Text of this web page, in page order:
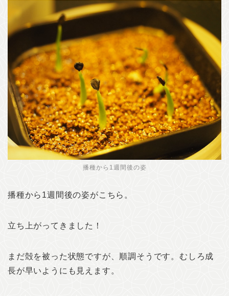
播種から1週間後の姿
播種から1週間後の姿がこちら。
立ち上がってきました！
まだ殻を被った状態ですが、順調そうです。むしろ成
長が早いようにも見えます。